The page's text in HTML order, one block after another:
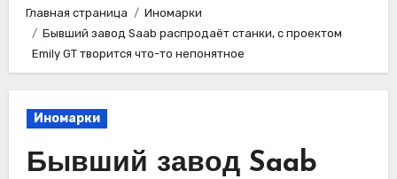
Главная страница
Иномарки
Бывший завод Saab распродаёт станки, с проектом
Emily GT творится что-то непонятное
Иномарки
Бывший завод Saab